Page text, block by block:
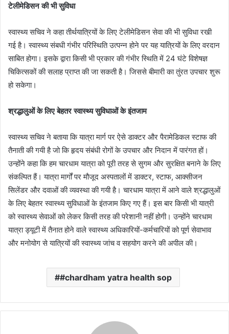
टेलीमेडिसन की भी सुविधा
स्वास्थ्य सचिव ने कहा तीर्थयात्रियों के लिए टेलीमेडिसन सेवा की भी सुविधा रखी
गई है। स्वास्थ्य संबधी गंभीर परिस्थिति उत्पन्न होने पर यह यात्रियों के लिए वरदान
साबित होगा। इसके द्वारा किसी भी प्रकार की गंभीर स्थिति में 24 घंटे विशेषज्ञ
चिकित्सकों की सलाह प्राप्त की जा सकती है। जिससे बीमारी का तुंरत उपचार शुरू
हो सकेगा।
श्रद्धालुओं के लिए बेहतर स्वास्थ्य सुविधाओं के इंतजाम
स्वास्थ्य सचिव ने बताया कि यात्रा मार्ग पर ऐसे डाक्टर और पैरामेडिकल स्टाफ की
तैनाती की गयी है जो कि हृदय संबंधी रोगों के उपचार और निदान में पारंगत हों।
उन्होंने कहा कि हम चारधाम यात्रा को पूरी तरह से सुगम और सुरक्षित बनाने के लिए
संकल्पित हैं। यात्रा मार्गों पर मौजूद अस्पतालों में डाक्टर, स्टाफ, आक्सीजन
सिलेंडर और दवाओं की व्यवस्था की गयी है। चारधाम यात्रा में आने वाले श्रद्धालुओं
के लिए बेहतर स्वास्थ्य सुविधाओं के इंतजाम किए गए हैं। इस बार किसी भी यात्री
को स्वास्थ्य सेवाओं को लेकर किसी तरह की परेशानी नहीं होगी। उन्होंने चारधाम
यात्रा ड्यूटी में तैनात होने वाले स्वास्थ्य अधिकारियों-कर्मचारियों को पूर्ण सेवाभाव
और मनोयोग से यात्रियों की स्वास्थ्य जांच व सहयोग करने की अपील की।
#chardham yatra health sop